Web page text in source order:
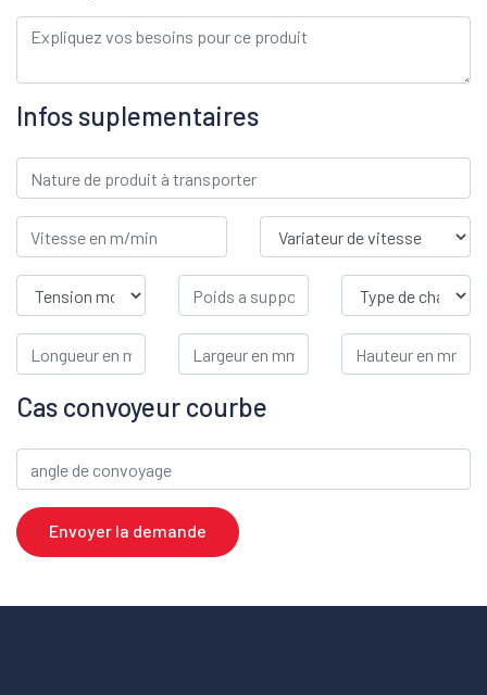
Infos suplementaires
Cas convoyeur courbe
Envoyer la demande